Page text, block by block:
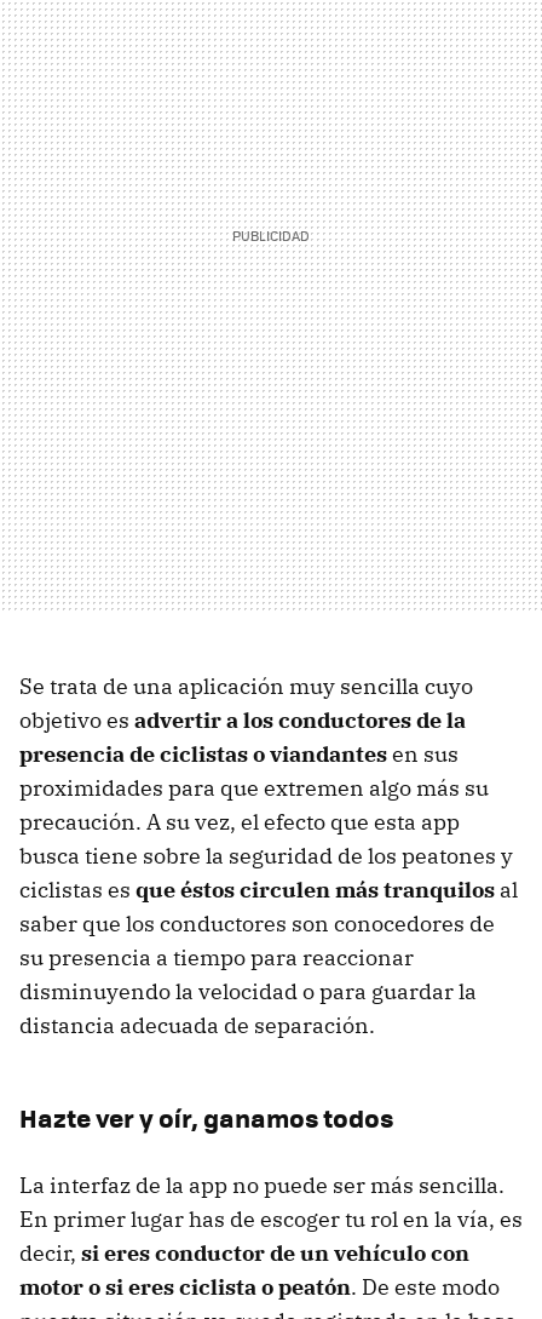
Se trata de una aplicación muy sencilla cuyo
objetivo es advertir a los conductores de la
presencia de ciclistas o viandantesen sus
proximidades para que extremen algo más su
precaución. A su vez, el efecto que esta app
busca tiene sobre la seguridad de los peatones y
ciclistas es que éstos circulen más tranquilos al
saber que los conductores son conocedores de
su presencia a tiempo para reaccionar
disminuyendo la velocidad o para guardar la
distancia adecuada de separación.
Hazte ver y oír, ganamos todos
La interfaz de la app no puede ser más sencilla.
En primer lugar has de escoger tu rol en la vía, es
decir, si eres conductor de un vehículo con
motor o si eres ciclista o peatón. De este modo